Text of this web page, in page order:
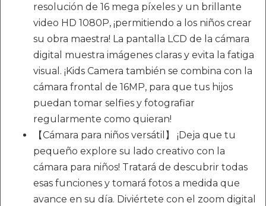
resolución de 16 mega píxeles y un brillante
video HD 1080P, ¡permitiendo a los niños crear
su obra maestra! La pantalla LCD de la cámara
digital muestra imágenes claras y evita la fatiga
visual. ¡Kids Camera también se combina con la
cámara frontal de 16MP, para que tus hijos
puedan tomar selfies y fotografiar
regularmente como quieran!
【Cámara para niños versátil】 ¡Deja que tu
pequeño explore su lado creativo con la
cámara para niños! Tratará de descubrir todas
esas funciones y tomará fotos a medida que
avance en su día. Diviértete con el zoom digital